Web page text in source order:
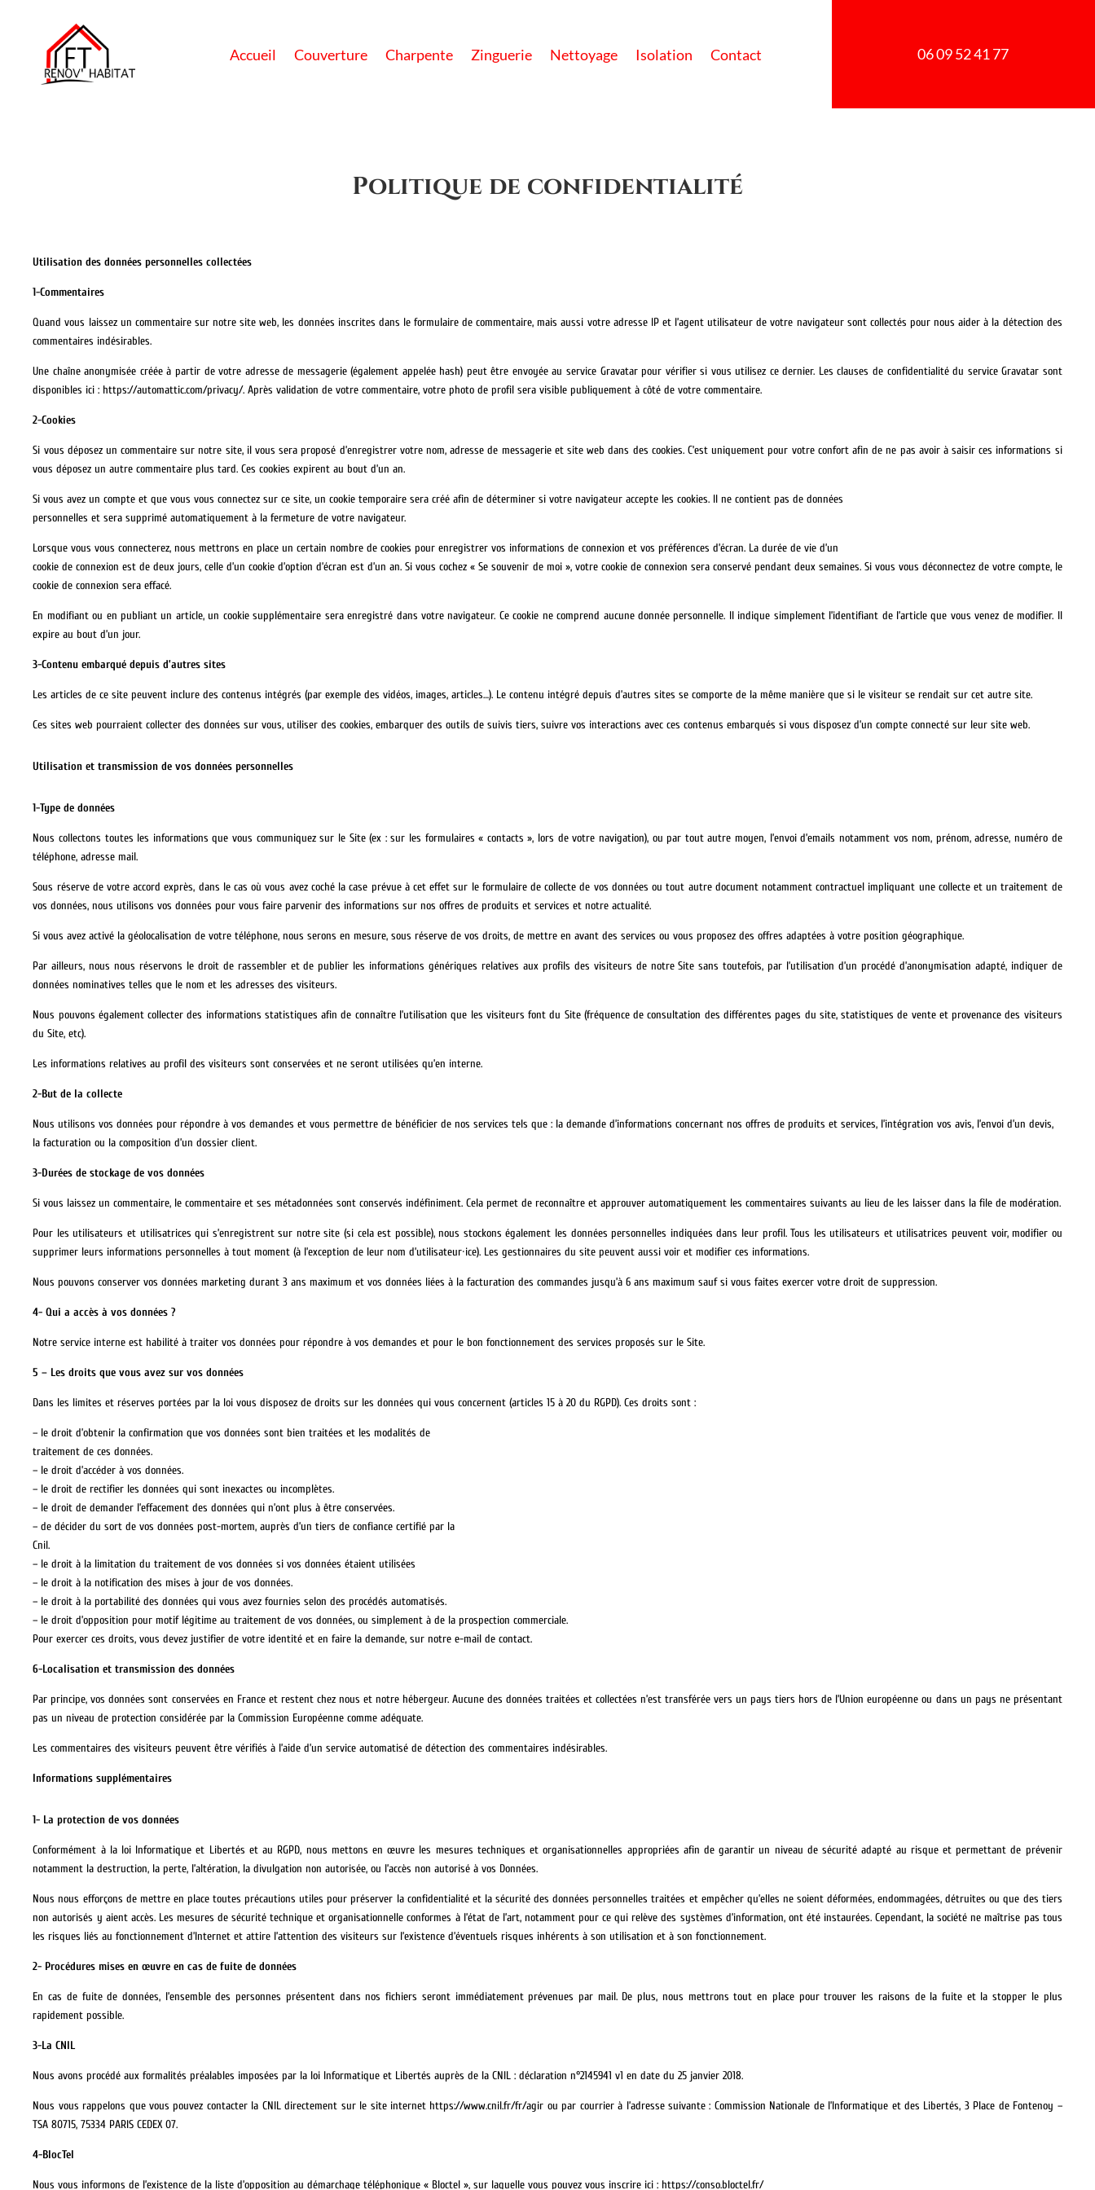
Accueil Couverture Charpente Zinguerie Nettoyage Isolation Contact 06 09 52 41 77
Politique de confidentialité
Utilisation des données personnelles collectées
1-Commentaires
Quand vous laissez un commentaire sur notre site web, les données inscrites dans le formulaire de commentaire, mais aussi votre adresse IP et l’agent utilisateur de votre navigateur sont collectés pour nous aider à la détection des
commentaires indésirables.
Une chaîne anonymisée créée à partir de votre adresse de messagerie (également appelée hash) peut être envoyée au service Gravatar pour vérifier si vous utilisez ce dernier. Les clauses de confidentialité du service Gravatar sont
disponibles ici : https://automattic.com/privacy/. Après validation de votre commentaire, votre photo de profil sera visible publiquement à côté de votre commentaire.
2-Cookies
Si vous déposez un commentaire sur notre site, il vous sera proposé d’enregistrer votre nom, adresse de messagerie et site web dans des cookies. C’est uniquement pour votre confort afin de ne pas avoir à saisir ces informations si
vous déposez un autre commentaire plus tard. Ces cookies expirent au bout d’un an.
Si vous avez un compte et que vous vous connectez sur ce site, un cookie temporaire sera créé afin de déterminer si votre navigateur accepte les cookies. Il ne contient pas de données
personnelles et sera supprimé automatiquement à la fermeture de votre navigateur.
Lorsque vous vous connecterez, nous mettrons en place un certain nombre de cookies pour enregistrer vos informations de connexion et vos préférences d’écran. La durée de vie d’un
cookie de connexion est de deux jours, celle d’un cookie d’option d’écran est d’un an. Si vous cochez « Se souvenir de moi », votre cookie de connexion sera conservé pendant deux semaines. Si vous vous déconnectez de votre compte, le
cookie de connexion sera effacé.
En modifiant ou en publiant un article, un cookie supplémentaire sera enregistré dans votre navigateur. Ce cookie ne comprend aucune donnée personnelle. Il indique simplement l’identifiant de l’article que vous venez de modifier. Il
expire au bout d’un jour.
3-Contenu embarqué depuis d’autres sites
Les articles de ce site peuvent inclure des contenus intégrés (par exemple des vidéos, images, articles…). Le contenu intégré depuis d’autres sites se comporte de la même manière que si le visiteur se rendait sur cet autre site.
Ces sites web pourraient collecter des données sur vous, utiliser des cookies, embarquer des outils de suivis tiers, suivre vos interactions avec ces contenus embarqués si vous disposez d’un compte connecté sur leur site web.
Utilisation et transmission de vos données personnelles
1-Type de données
Nous collectons toutes les informations que vous communiquez sur le Site (ex : sur les formulaires « contacts », lors de votre navigation), ou par tout autre moyen, l’envoi d’emails notamment vos nom, prénom, adresse, numéro de
téléphone, adresse mail.
Sous réserve de votre accord exprès, dans le cas où vous avez coché la case prévue à cet effet sur le formulaire de collecte de vos données ou tout autre document notamment contractuel impliquant une collecte et un traitement de
vos données, nous utilisons vos données pour vous faire parvenir des informations sur nos offres de produits et services et notre actualité.
Si vous avez activé la géolocalisation de votre téléphone, nous serons en mesure, sous réserve de vos droits, de mettre en avant des services ou vous proposez des offres adaptées à votre position géographique.
Par ailleurs, nous nous réservons le droit de rassembler et de publier les informations génériques relatives aux profils des visiteurs de notre Site sans toutefois, par l’utilisation d’un procédé d’anonymisation adapté, indiquer de
données nominatives telles que le nom et les adresses des visiteurs.
Nous pouvons également collecter des informations statistiques afin de connaître l’utilisation que les visiteurs font du Site (fréquence de consultation des différentes pages du site, statistiques de vente et provenance des visiteurs
du Site, etc).
Les informations relatives au profil des visiteurs sont conservées et ne seront utilisées qu’en interne.
2-But de la collecte
Nous utilisons vos données pour répondre à vos demandes et vous permettre de bénéficier de nos services tels que : la demande d’informations concernant nos offres de produits et services, l’intégration vos avis, l’envoi d’un devis,
la facturation ou la composition d’un dossier client.
3-Durées de stockage de vos données
Si vous laissez un commentaire, le commentaire et ses métadonnées sont conservés indéfiniment. Cela permet de reconnaître et approuver automatiquement les commentaires suivants au lieu de les laisser dans la file de modération.
Pour les utilisateurs et utilisatrices qui s’enregistrent sur notre site (si cela est possible), nous stockons également les données personnelles indiquées dans leur profil. Tous les utilisateurs et utilisatrices peuvent voir, modifier ou
supprimer leurs informations personnelles à tout moment (à l’exception de leur nom d’utilisateur·ice). Les gestionnaires du site peuvent aussi voir et modifier ces informations.
Nous pouvons conserver vos données marketing durant 3 ans maximum et vos données liées à la facturation des commandes jusqu’à 6 ans maximum sauf si vous faites exercer votre droit de suppression.
4- Qui a accès à vos données ?
Notre service interne est habilité à traiter vos données pour répondre à vos demandes et pour le bon fonctionnement des services proposés sur le Site.
5 – Les droits que vous avez sur vos données
Dans les limites et réserves portées par la loi vous disposez de droits sur les données qui vous concernent (articles 15 à 20 du RGPD). Ces droits sont :
– le droit d’obtenir la confirmation que vos données sont bien traitées et les modalités de
traitement de ces données.
– le droit d’accéder à vos données.
– le droit de rectifier les données qui sont inexactes ou incomplètes.
– le droit de demander l’effacement des données qui n’ont plus à être conservées.
– de décider du sort de vos données post-mortem, auprès d’un tiers de confiance certifié par la
Cnil.
– le droit à la limitation du traitement de vos données si vos données étaient utilisées
– le droit à la notification des mises à jour de vos données.
– le droit à la portabilité des données qui vous avez fournies selon des procédés automatisés.
– le droit d’opposition pour motif légitime au traitement de vos données, ou simplement à de la prospection commerciale.
Pour exercer ces droits, vous devez justifier de votre identité et en faire la demande, sur notre e-mail de contact.
6-Localisation et transmission des données
Par principe, vos données sont conservées en France et restent chez nous et notre hébergeur. Aucune des données traitées et collectées n’est transférée vers un pays tiers hors de l’Union européenne ou dans un pays ne présentant
pas un niveau de protection considérée par la Commission Européenne comme adéquate.
Les commentaires des visiteurs peuvent être vérifiés à l’aide d’un service automatisé de détection des commentaires indésirables.
Informations supplémentaires
1- La protection de vos données
Conformément à la loi Informatique et Libertés et au RGPD, nous mettons en œuvre les mesures techniques et organisationnelles appropriées afin de garantir un niveau de sécurité adapté au risque et permettant de prévenir
notamment la destruction, la perte, l’altération, la divulgation non autorisée, ou l’accès non autorisé à vos Données.
Nous nous efforçons de mettre en place toutes précautions utiles pour préserver la confidentialité et la sécurité des données personnelles traitées et empêcher qu’elles ne soient déformées, endommagées, détruites ou que des tiers
non autorisés y aient accès. Les mesures de sécurité technique et organisationnelle conformes à l’état de l’art, notamment pour ce qui relève des systèmes d’information, ont été instaurées. Cependant, la société ne maîtrise pas tous
les risques liés au fonctionnement d’Internet et attire l’attention des visiteurs sur l’existence d’éventuels risques inhérents à son utilisation et à son fonctionnement.
2- Procédures mises en œuvre en cas de fuite de données
En cas de fuite de données, l’ensemble des personnes présentent dans nos fichiers seront immédiatement prévenues par mail. De plus, nous mettrons tout en place pour trouver les raisons de la fuite et la stopper le plus
rapidement possible.
3-La CNIL
Nous avons procédé aux formalités préalables imposées par la loi Informatique et Libertés auprès de la CNIL : déclaration n°2145941 v1 en date du 25 janvier 2018.
Nous vous rappelons que vous pouvez contacter la CNIL directement sur le site internet https://www.cnil.fr/fr/agir ou par courrier à l’adresse suivante : Commission Nationale de l’Informatique et des Libertés, 3 Place de Fontenoy –
TSA 80715, 75334 PARIS CEDEX 07.
4-BlocTel
Nous vous informons de l’existence de la liste d’opposition au démarchage téléphonique « Bloctel », sur laquelle vous pouvez vous inscrire ici : https://conso.bloctel.fr/